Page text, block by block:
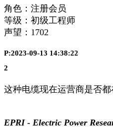
角色：注册会员
等级：初级工程师
声望： 1702
P:2023-09-13 14:38:22
2
这种电缆现在运营商是否都
EPRI - Electric Power